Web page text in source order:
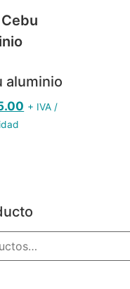
aluminio
+ IVA /